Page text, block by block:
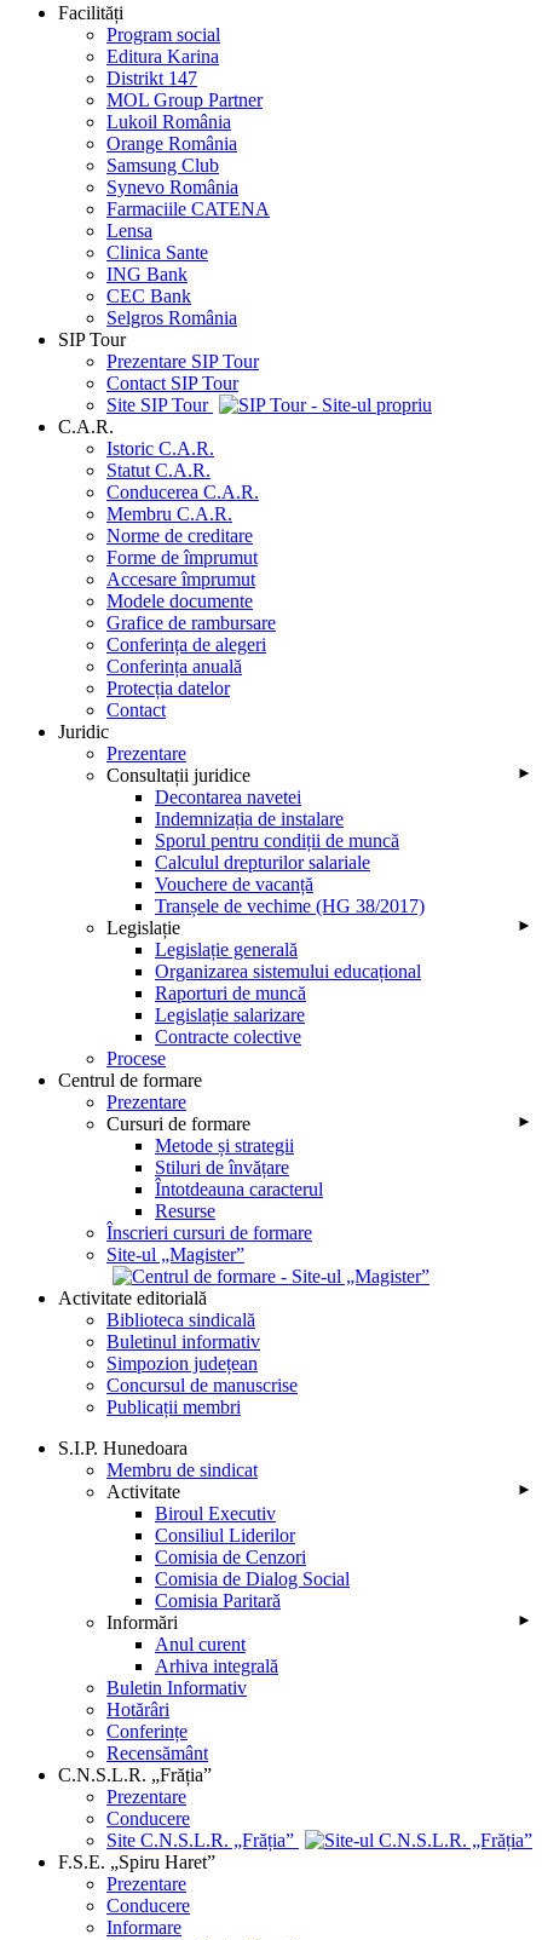
Facilități
Program social
Editura Karina
Distrikt 147
MOL Group Partner
Lukoil România
Orange România
Samsung Club
Synevo România
Farmaciile CATENA
Lensa
Clinica Sante
ING Bank
CEC Bank
Selgros România
SIP Tour
Prezentare SIP Tour
Contact SIP Tour
Site SIP Tour
C.A.R.
Istoric C.A.R.
Statut C.A.R.
Conducerea C.A.R.
Membru C.A.R.
Norme de creditare
Forme de împrumut
Accesare împrumut
Modele documente
Grafice de rambursare
Conferința de alegeri
Conferința anuală
Protecția datelor
Contact
Juridic
Prezentare
Consultații juridice
►
Decontarea navetei
Indemnizația de instalare
Sporul pentru condiții de muncă
Calculul drepturilor salariale
Vouchere de vacanță
Tranșele de vechime (HG 38/2017)
Legislație
►
Legislație generală
Organizarea sistemului educațional
Raporturi de muncă
Legislație salarizare
Contracte colective
Procese
Centrul de formare
Prezentare
Cursuri de formare
►
Metode și strategii
Stiluri de învățare
Întotdeauna caracterul
Resurse
Înscrieri cursuri de formare
Site-ul „Magister”
Activitate editorială
Biblioteca sindicală
Buletinul informativ
Simpozion județean
Concursul de manuscrise
Publicații membri
S.I.P. Hunedoara
Membru de sindicat
Activitate
►
Biroul Executiv
Consiliul Liderilor
Comisia de Cenzori
Comisia de Dialog Social
Comisia Paritară
Informări
►
Anul curent
Arhiva integrală
Buletin Informativ
Hotărâri
Conferințe
Recensământ
C.N.S.L.R. „Frăția”
Prezentare
Conducere
Site C.N.S.L.R. „Frăția”
F.S.E. „Spiru Haret”
Prezentare
Conducere
Informare